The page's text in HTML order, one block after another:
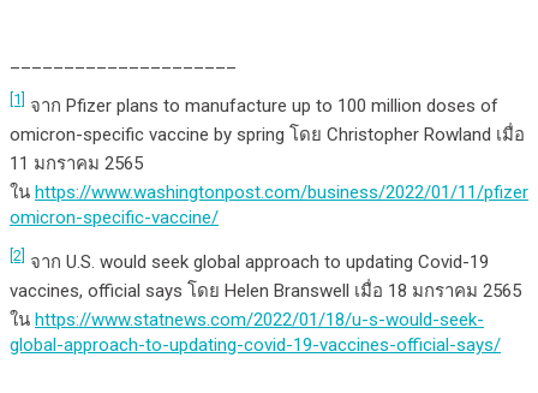
[1]
จาก Pfizer plans to manufacture up to 100 million doses of
omicron-specific vaccine by spring โดย Christopher Rowland เมื่อ
11 มกราคม 2565
ใน https://www.washingtonpost.com/business/2022/01/11/pfizer-
omicron-specific-vaccine/
[2] จาก U.S. would seek global approach to updating Covid-19
vaccines, official says โดย Helen Branswell เมื่อ 18 มกราคม 2565
ใน https://www.statnews.com/2022/01/18/u-s-would-seek-
global-approach-to-updating-covid-19-vaccines-official-says/